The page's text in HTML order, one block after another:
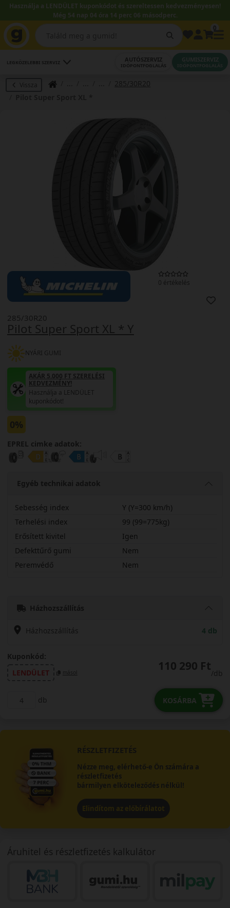
Használja a LENDÜLET kuponkódot és szereltessen kedvezményesen!
Még 54 nap 04 óra 14 perc 05 másodperc.
LEGKÖZELEBBI SZERVIZ AUTÓSZERVIZ
IDŐPONTFOGLALÁS
GUMISZERVIZ
IDŐPONTFOGLALÁS
Vissza
285/30R20
0 értékelés
Pilot Super Sport XL * Y
285/30R20
NYÁRI GUMI
AKÁR 5.000 FT SZERELÉSI
KEDVEZMÉNY!
Használja a LENDÜLET
kuponkódot!
0%
EPREL cimke adatok:
Egyéb technikai adatok
Sebesség index
Y (Y=300 km/h)
Terhelési index
99 (99=775kg)
Erősített kivitel
Igen
Defekttűrő gumi
Nem
Peremvédő
Nem
Házhozszállítás
Házhozszállítás 4 db
Kuponkód:
LENDÜLET
másol 110 290 Ft
/db
db KOSÁRBA
RÉSZLETFIZETÉS
Nézze meg, elérhető-e Ön számára a
részletfizetés
bármilyen elköteleződés nélkül!
Elindítom az előbírálatot
Áruhitel és részletfizetés kalkulátor